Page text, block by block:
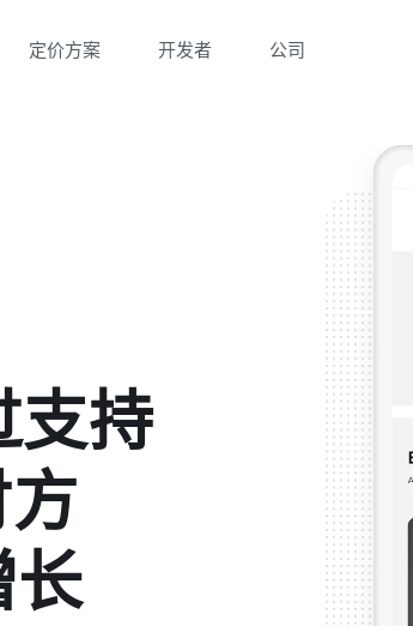
定价方案 开发者 公司
支持
长